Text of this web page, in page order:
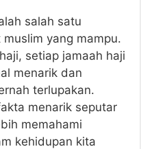
salah satu
yang mampu.
setiap jamaah haji
menarik dan
terlupakan.
menarik seputar
memahami
kehidupan kita